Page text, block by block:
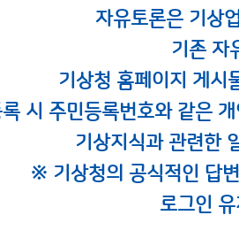
자유토론은 기상
기존 자
기상청 홈페이지 게시
시 주민등록번호와 같은
기상지식과 관련한
※ 기상청의 공식적인 답
로그인